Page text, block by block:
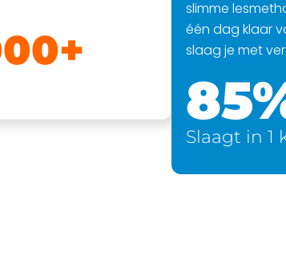
slimme
één dag klaar
slaag je met
Slaagt in 1